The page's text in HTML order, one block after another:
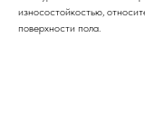
износостойкостью,
поверхности пола.